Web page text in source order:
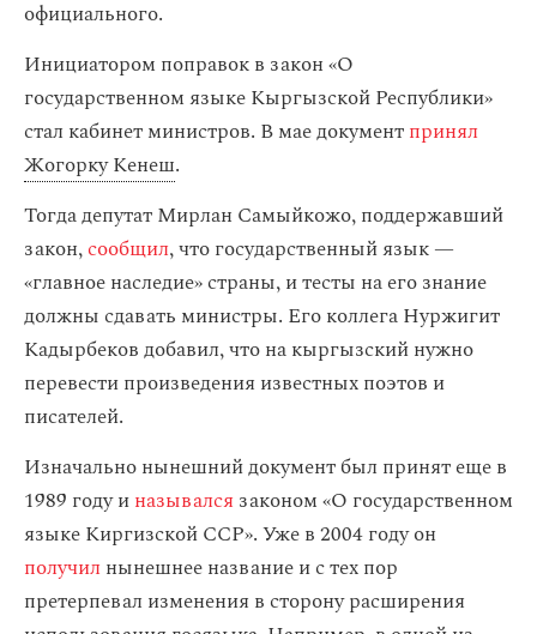
официального.
Инициатором поправок в закон «О
государственном языке Кыргызской Республики»
стал кабинет министров. В мае документпринял
Жогорку Кенеш.
Тогда депутат Мирлан Самыйкожо, поддержавший
закон,сообщил, что государственный язык —
«главное наследие» страны, и тесты на его знание
должны сдавать министры. Его коллега Нуржигит
Кадырбеков добавил, что на кыргызский нужно
перевести произведения известных поэтов и
писателей.
Изначально нынешний документ был принят еще в
1989 году иназывался законом «О государственном
языке Киргизской ССР». Уже в 2004 году он
получил нынешнее название и с тех пор
претерпевал изменения в сторону расширения